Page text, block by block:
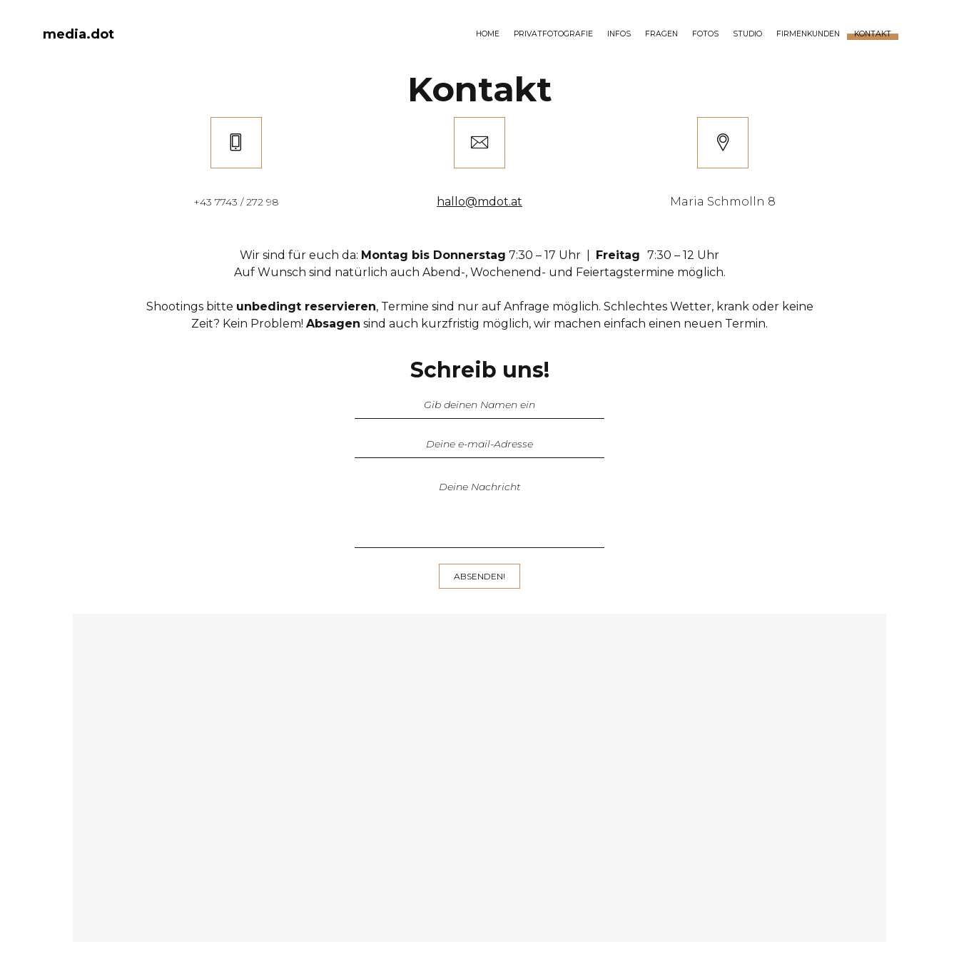
media.dot HOME PRIVATFOTOGRAFIE INFOS FRAGEN FOTOS STUDIO FIRMENKUNDEN KONTAKT
Kontakt
+43 7743 / 272 98 hallo@mdot.at Maria Schmolln 8
Wir sind für euch da: Montag bis Donnerstag 7:30 – 17 Uhr | Freitag 7:30 – 12 Uhr
Auf Wunsch sind natürlich auch Abend-, Wochenend- und Feiertagstermine möglich.
Shootings bitte unbedingt reservieren, Termine sind nur auf Anfrage möglich. Schlechtes Wetter, krank oder keine
Zeit? Kein Problem! Absagen sind auch kurzfristig möglich, wir machen einfach einen neuen Termin.
Schreib uns!